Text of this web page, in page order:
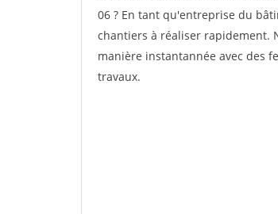
06 ? En tant qu'entreprise du
chantiers à réaliser rapidement.
manière instantannée avec des
travaux.